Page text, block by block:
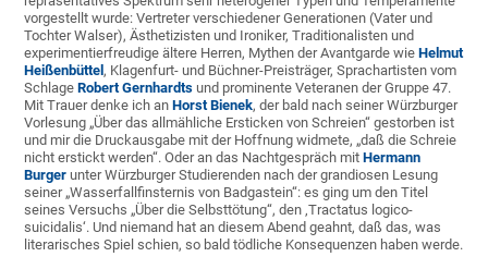
vorgestellt wurde: Vertreter verschiedener Generationen (Vater und
Tochter Walser), Ästhetizisten und Ironiker, Traditionalisten und
experimentierfreudige ältere Herren, Mythen der Avantgarde wieHelmut
Heißenbüttel, Klagenfurt- und Büchner-Preisträger, Sprachartisten vom
SchlageRobert Gernhardts und prominente Veteranen der Gruppe 47.
Mit Trauer denke ich anHorst Bienek, der bald nach seiner Würzburger
Vorlesung „Über das allmähliche Ersticken von Schreien“ gestorben ist
und mir die Druckausgabe mit der Hoffnung widmete, „daß die Schreie
nicht erstickt werden“. Oder an das Nachtgespräch mitHermann
Burger unter Würzburger Studierenden nach der grandiosen Lesung
seiner „Wasserfallfinsternis von Badgastein“: es ging um den Titel
seines Versuchs „Über die Selbsttötung“, den ‚Tractatus logico-
suicidalis‘. Und niemand hat an diesem Abend geahnt, daß das, was
literarisches Spiel schien, so bald tödliche Konsequenzen haben werde.